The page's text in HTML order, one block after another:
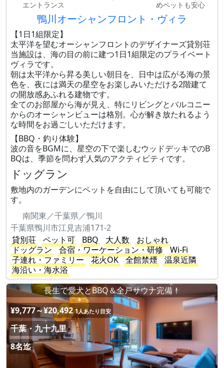
エントランス
めペットも安心
鴨川オーシャンフロント・ヴィラ
【1日1組限定】
太平洋を望むオーシャンフロントのデザイナーズ貸別荘
当施設は、海の目の前に建つ1日1組限定のプライベート
ヴィラです。
朝は太平洋から昇る美しい朝日を、日中は広がる海の景
色を、夜には満天の星空をお楽しみいただける2階建て
の開放感あふれる建物です。
全てのお部屋から海が見え、特にリビングとバルコニー
からのオーシャンビューは格別。心が解き放たれるよう
な時間をお過ごしいただけます。
【BBQ・釣り体験】
波の音をBGMに、星空の下で楽しむウッドデッキでのB
BQは、季節を問わず人気のアクティビティです。
ドッグラン
敷地内のガーデンにペットを自由にして頂いても可能で
す。
南関東／千葉県／鴨川
千葉県鴨川市江見吉浦171-2
貸別荘
ペット可 BBQ 大人数
おしゃれ
ドッグラン
合宿・ワーケーション・研修
Wi-Fi
子連れ・ファミリー
花火OK 全館禁煙
温泉近隣
海沿い・海水浴
長生で愛犬とBBQ＆全戸サウナ完備！
¥9,777～¥20,492 1人あたり目安
千葉・九十九里
8名迄